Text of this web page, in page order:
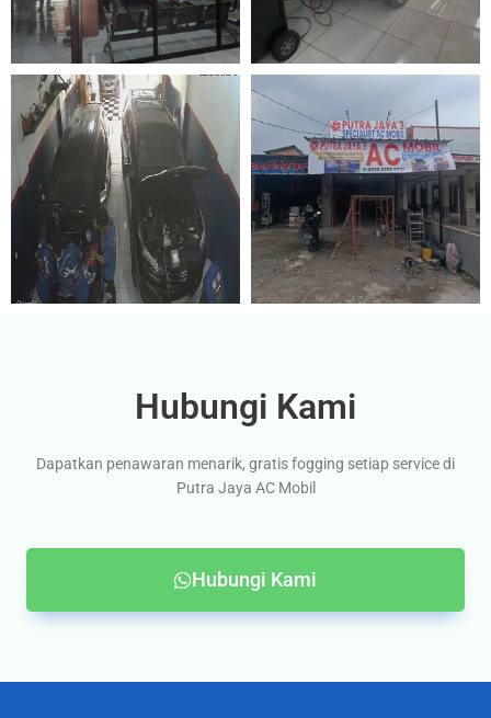
Hubungi Kami
Dapatkan penawaran menarik, gratis fogging setiap service di
Putra Jaya AC Mobil
Hubungi Kami